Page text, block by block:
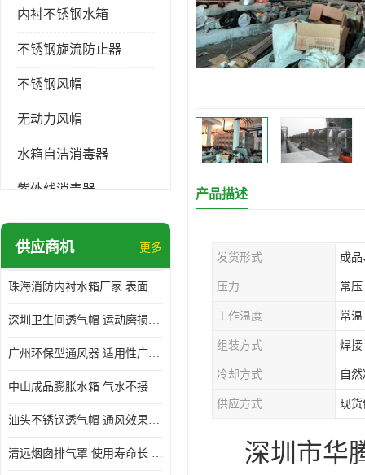
内衬不锈钢水箱
不锈钢旋流防止器
不锈钢风帽
无动力风帽
水箱自洁消毒器
紫外线消毒器
膨胀水箱
生活水箱
镀锌钢板水箱
供应商机 更多
珠海消防内衬水箱厂家 表面光滑 施工设计合理
深圳卫生间透气帽 运动磨损小 重量轻 无噪音
广州环保型通风器 适用性广泛 灰尘不易附着
中山成品膨胀水箱 气水不接触 一次充气可保持长久使用
汕头不锈钢透气帽 通风效果好 无噪音 无火花
清远烟囱排气罩 使用寿命长 安装简便迅捷
产品描述
发货形式 成
压力 常压
工作温度 常温
组装方式 焊接
冷却方式 自
供应方式 现货
深圳市华